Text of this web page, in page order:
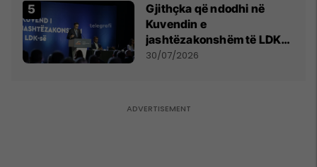
Gjithçka që ndodhi në
Kuvendin e
jashtëzakonshëm të LDK-
së
30/07/2026